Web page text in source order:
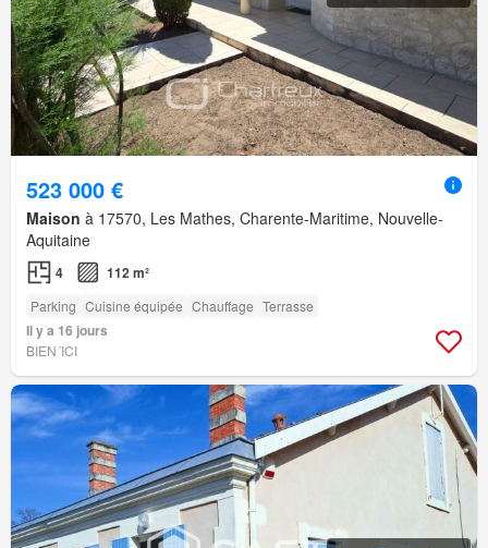
523 000 €
Maison à 17570, Les Mathes, Charente-Maritime, Nouvelle-
Aquitaine
4 112 m²
Parking Cuisine équipée Chauffage Terrasse
Il y a 16 jours
BIEN´ICI